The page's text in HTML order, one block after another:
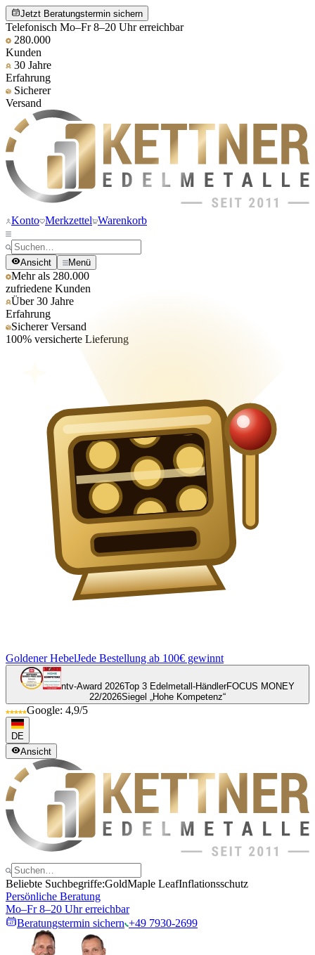
Jetzt Beratungstermin sichern
Telefonisch Mo–Fr 8–20 Uhr erreichbar
280.000
Kunden
30 Jahre
Erfahrung
Sicherer
Versand
Konto Merkzettel Warenkorb
Ansicht Menü
Mehr als 280.000
zufriedene Kunden
Über 30 Jahre
Erfahrung
Sicherer Versand
100% versicherte Lieferung
Goldener HebelJede Bestellung ab 100€ gewinnt
ntv-Award 2026Top 3 Edelmetall-HändlerFOCUS MONEY
22/2026Siegel „Hohe Kompetenz“
Google: 4,9/5
DE
Ansicht
Beliebte Suchbegriffe:GoldMaple LeafInflationsschutz
Persönliche Beratung
Mo–Fr 8–20 Uhr erreichbar
Beratungstermin sichern +49 7930-2699